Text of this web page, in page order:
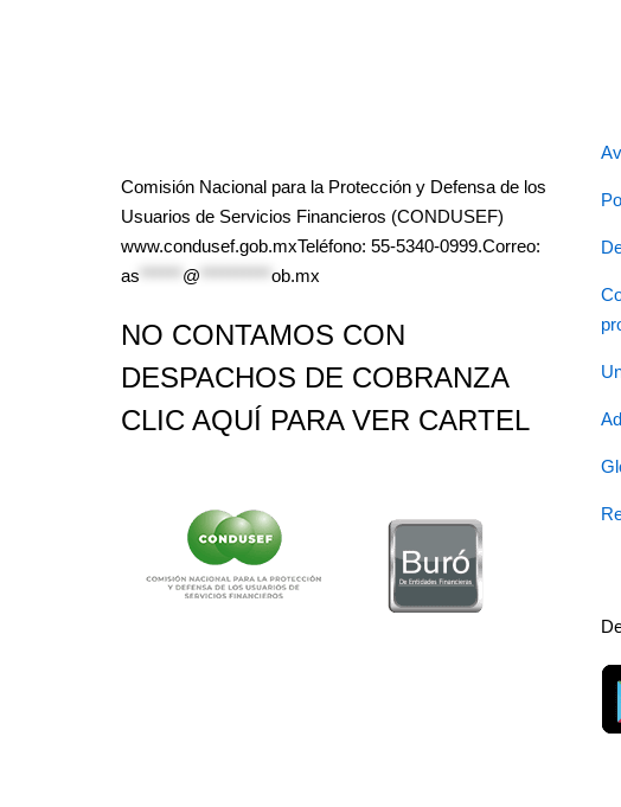
Comisión Nacional para la Protección y Defensa de los
Usuarios de Servicios Financieros (CONDUSEF)
www.condusef.gob.mxTeléfono: 55-5340-0999.Correo:
as
@ ob.mx
NO CONTAMOS CON
DESPACHOS DE COBRANZA
CLIC AQUÍ PARA VER CARTEL